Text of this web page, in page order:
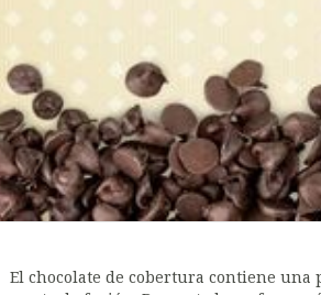
El chocolate de cobertura contiene una